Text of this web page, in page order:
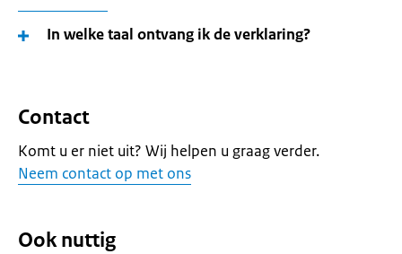
In welke taal ontvang ik de verklaring?
Contact
Komt u er niet uit? Wij helpen u graag verder.
Neem contact op met ons
Ook nuttig